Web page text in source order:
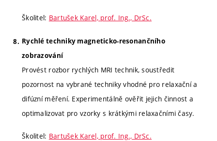
Školitel: Bartušek Karel, prof. Ing., DrSc.
Rychlé techniky magneticko-resonančního
zobrazování
Provést rozbor rychlých MRI technik, soustředit
pozornost na vybrané techniky vhodné pro relaxační a
difúzní měření. Experimentálně ověřit jejich činnost a
optimalizovat pro vzorky s krátkými relaxačními časy.
Školitel: Bartušek Karel, prof. Ing., DrSc.